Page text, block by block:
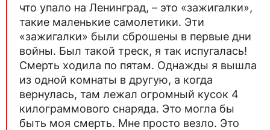
что упало на Ленинград, – это «зажигалки»,
такие маленькие самолетики. Эти
«зажигалки» были сброшены в первые дни
войны. Был такой треск, я так испугалась!
Смерть ходила по пятам. Однажды я вышла
из одной комнаты в другую, а когда
вернулась, там лежал огромный кусок 4
килограммового снаряда. Это могла бы
быть моя смерть. Мне просто везло. Это